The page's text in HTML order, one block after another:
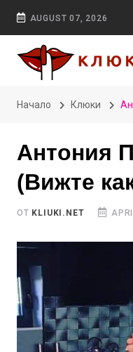
AUGUST 07, 2026
Начало Клюки
Антония
(Вижте
ОТ KLIUKI.NET